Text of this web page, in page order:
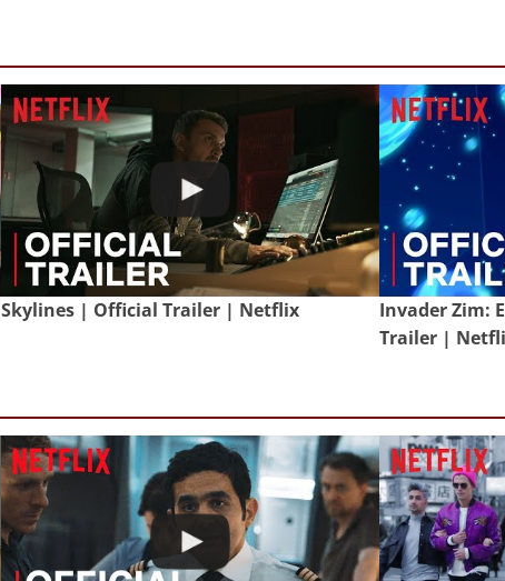
Skylines | Official Trailer | Netflix
Invader Zim:
Trailer |